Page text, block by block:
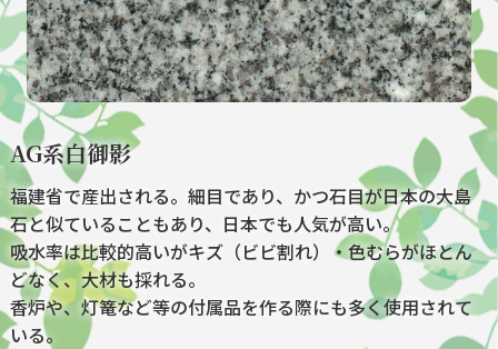
AG系白御影
福建省で産出される。細目であり、かつ石目が日本の大島
石と似ていることもあり、日本でも人気が高い。
吸水率は比較的高いがキズ（ビビ割れ）・色むらがほとん
どなく、大材も採れる。
香炉や、灯篭など等の付属品を作る際にも多く使用されて
いる。